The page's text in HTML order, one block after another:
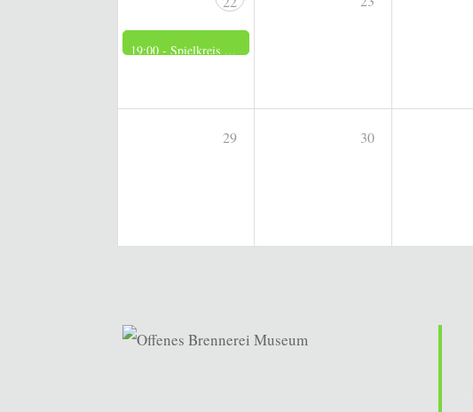
19:00 - Spielkreis der Frauen
29 30